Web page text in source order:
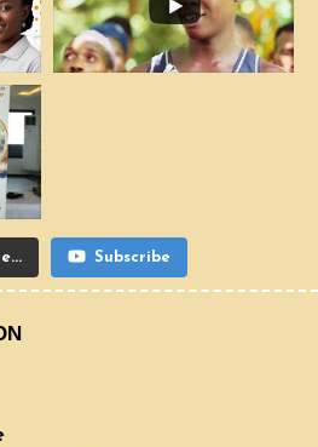
Subscribe